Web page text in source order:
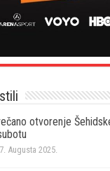
otvorenje
7. Augusta 2025.